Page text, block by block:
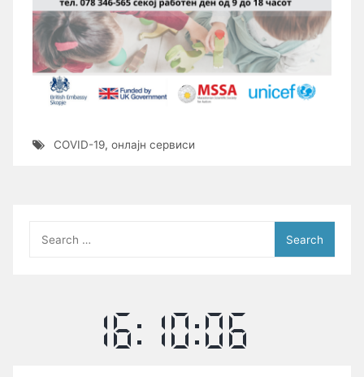
COVID-19, онлајн сервиси
for: